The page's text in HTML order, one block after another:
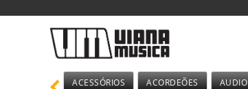
ACESSÓRIOS ACORDEÕES AUDIO